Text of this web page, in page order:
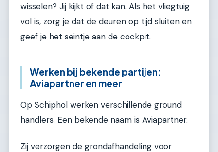
wisselen? Jij kijkt of dat kan. Als het vliegtuig
vol is, zorg je dat de deuren op tijd sluiten en
geef je het seintje aan de cockpit.
Werken bij bekende partijen:
Aviapartner en meer
Op Schiphol werken verschillende ground
handlers. Een bekende naam is Aviapartner.
Zij verzorgen de grondafhandeling voor